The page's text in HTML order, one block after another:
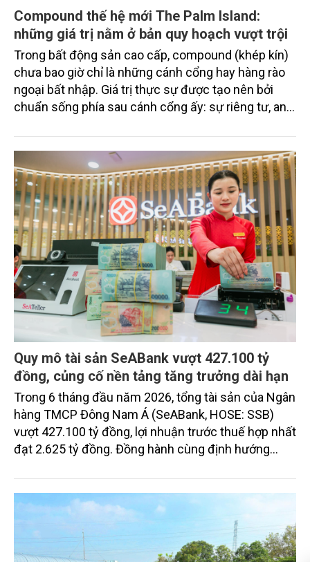
Compound thế hệ mới The Palm Island:
những giá trị nằm ở bản quy hoạch vượt trội
Trong bất động sản cao cấp, compound (khép kín)
chưa bao giờ chỉ là những cánh cổng hay hàng rào
ngoại bất nhập. Giá trị thực sự được tạo nên bởi
chuẩn sống phía sau cánh cổng ấy: sự riêng tư, an
vụ được thiết kế dành riêng cho họ.
Quy mô tài sản SeABank vượt 427.100 tỷ
đồng, củng cố nền tảng tăng trưởng dài hạn
Trong 6 tháng đầu năm 2026, tổng tài sản của Ngân
hàng TMCP Đông Nam Á (SeABank, HOSE: SSB)
vượt 427.100 tỷ đồng, lợi nhuận trước thuế hợp nhất
đạt 2.625 tỷ đồng. Đồng hành cùng định hướng
SeABank tiếp tục duy trì hoạt động hiệu quả, mở
rộng tín dụng, củng cố nguồn vốn và đảm bảo các
chỉ tiêu an toàn.